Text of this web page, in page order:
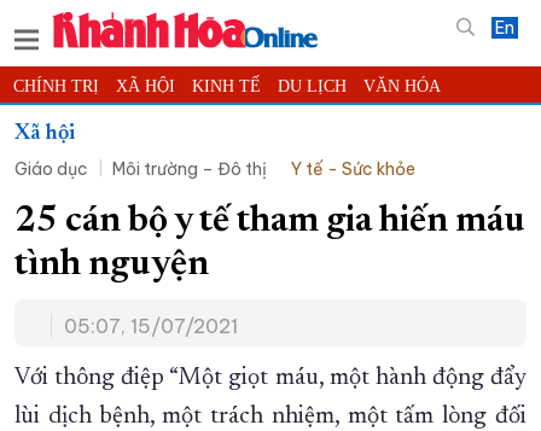
En
CHÍNH TRỊ XÃ HỘI KINH TẾ DU LỊCH VĂN HÓA
THỂ THAO
KHOA HỌC - CÔNG NGHỆ PHÁP LUẬT BẠN ĐỌC
THẾ GIỚI MULTIMEDIA VIDEO ĐỌC BÁO ONLINE
PODCAST THÔNG TIN - QUẢNG CÁO
TRƯỜNG SA BIỂN ĐẢO QUÊ HƯƠNG
CHUNG TAY CẢI CÁCH HÀNH CHÍNH
XÂY DỰNG NÔNG THÔN MỚI LỊCH CẮT ĐIỆN
Xã hội
Giáo dục
Môi trường – Đô thị Y tế - Sức khỏe
25 cán bộ y tế tham gia hiến máu
tình nguyện
05:07, 15/07/2021
Với thông điệp “Một giọt máu, một hành động đẩy
lùi dịch bệnh, một trách nhiệm, một tấm lòng đối